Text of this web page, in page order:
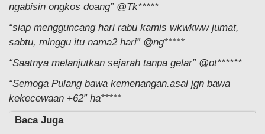
ngabisin ongkos doang” @Tk*****
“siap mengguncang hari rabu kamis wkwkww jumat,
sabtu, minggu itu nama2 hari” @ng*****
“Saatnya melanjutkan sejarah tanpa gelar” @ot******
“Semoga Pulang bawa kemenangan.asal jgn bawa
kekecewaan +62” ha*****
Baca Juga